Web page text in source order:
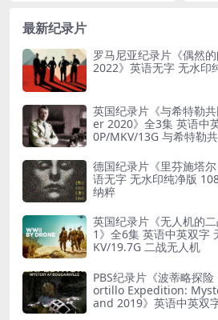
最新纪录片
罗马尼亚纪录片《偶然
2022》英语无字 无水印
英国纪录片《与希特勒
er 2020》全3集 英语中
0P/MKV/13G 与希特勒
德国纪录片《里芬施塔
语无字 无水印纯净版
纳粹
英国纪录片《无人机的
1》全6集 英语中英双字
KV/19.7G 二战无人机
PBS纪录片《波蒂略探
ortillo Expedition:
and 2019》英语中英双